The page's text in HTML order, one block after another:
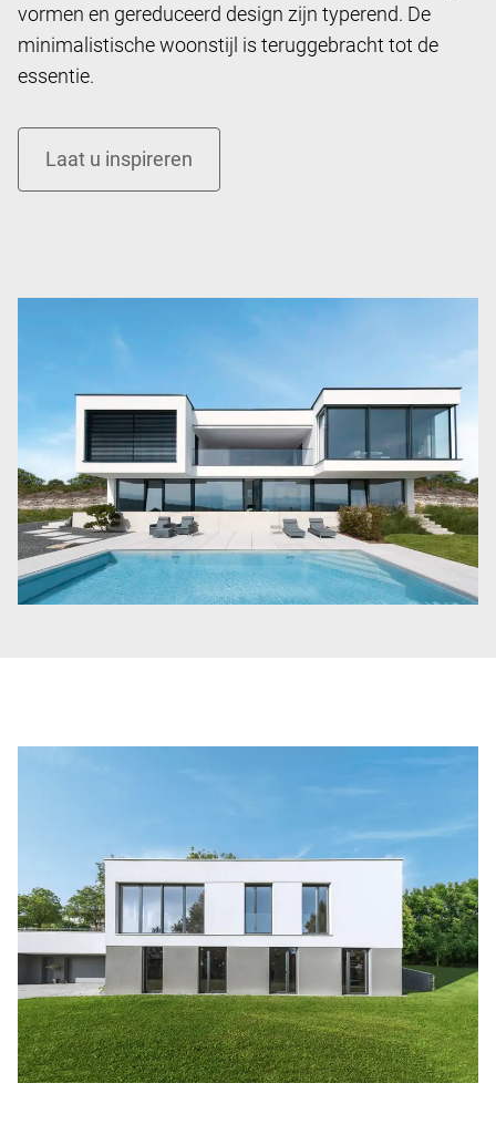
vormen en gereduceerd design zijn typerend. De
minimalistische woonstijl is teruggebracht tot de
essentie.